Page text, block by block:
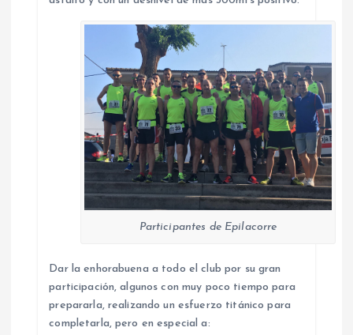
Participantes de Epilacorre
Dar la enhorabuena a todo el club por su gran
participación, algunos con muy poco tiempo para
prepararla, realizando un esfuerzo titánico para
completarla, pero en especial a: